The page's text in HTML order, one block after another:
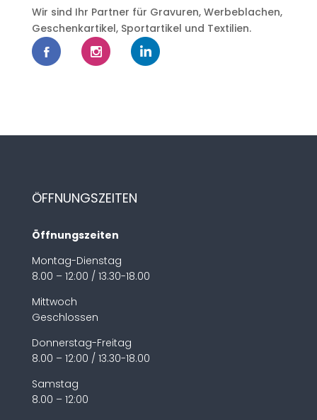
Wir sind Ihr Partner für Gravuren, Werbeblachen,
Geschenkartikel, Sportartikel und Textilien.
ÖFFNUNGSZEITEN
Öffnungszeiten
Montag-Dienstag
8.00 – 12:00 / 13.30-18.00
Mittwoch
Geschlossen
Donnerstag-Freitag
8.00 – 12:00 / 13.30-18.00
Samstag
8.00 – 12:00